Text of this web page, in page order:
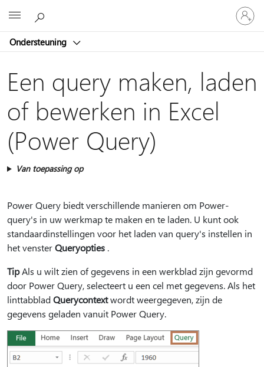
Ondersteuning
Meld
je
aan
je
Een query maken, laden
of bewerken in Excel
(Power Query)
Van toepassing op
Power Query biedt verschillende manieren om Power-
query's in uw werkmap te maken en te laden. U kunt ook
standaardinstellingen voor het laden van query's instellen in
het vensterQueryopties .
TipAls u wilt zien of gegevens in een werkblad zijn gevormd
door Power Query, selecteert u een cel met gegevens. Als het
linttabbladQuerycontextwordt weergegeven, zijn de
gegevens geladen vanuit Power Query.